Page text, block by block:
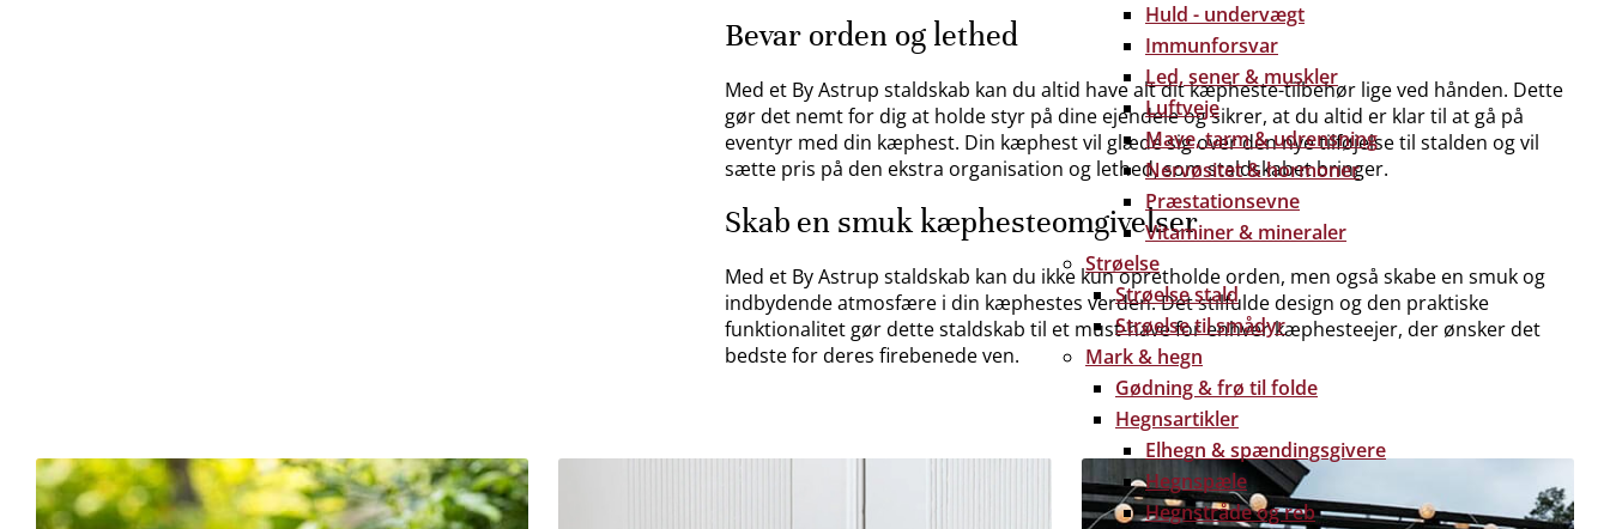
Huld - undervægt
Immunforsvar
Led, sener & muskler
Luftveje
Mave, tarm & udrensning
Nervøsitet & hormoner
Præstationsevne
Vitaminer & mineraler
Strøelse
Strøelse stald
Strøelse til smådyr
Mark & hegn
Gødning & frø til folde
Hegnsartikler
Elhegn & spændingsgivere
Hegnspæle
Hegnstråde og reb
Bevar orden og lethed
Med et By Astrup staldskab kan du altid have alt dit kæpheste-tilbehør lige ved hånden. Dette
gør det nemt for dig at holde styr på dine ejendele og sikrer, at du altid er klar til at gå på
eventyr med din kæphest. Din kæphest vil glæde sig over den nye tilføjelse til stalden og vil
sætte pris på den ekstra organisation og lethed, som staldskabet bringer.
Skab en smuk kæphesteomgivelser
Med et By Astrup staldskab kan du ikke kun opretholde orden, men også skabe en smuk og
indbydende atmosfære i din kæphestes verden. Det stilfulde design og den praktiske
funktionalitet gør dette staldskab til et must-have for enhver kæphesteejer, der ønsker det
bedste for deres firebenede ven.